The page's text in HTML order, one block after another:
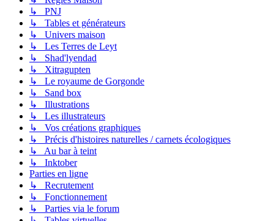
↳ PNJ
↳ Tables et générateurs
↳ Univers maison
↳ Les Terres de Leyt
↳ Shad'lyendad
↳ Xitragupten
↳ Le royaume de Gorgonde
↳ Sand box
↳ Illustrations
↳ Les illustrateurs
↳ Vos créations graphiques
↳ Précis d'histoires naturelles / carnets écologiques
↳ Au bar à teint
↳ Inktober
Parties en ligne
↳ Recrutement
↳ Fonctionnement
↳ Parties via le forum